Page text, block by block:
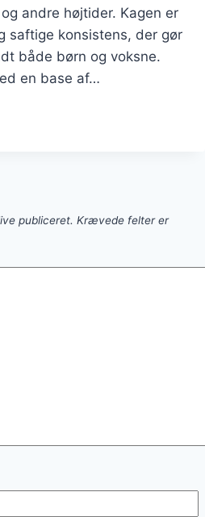
andre højtider. Kagen er
saftige konsistens, der gør
både børn og voksne.
en base af…
publiceret. Krævede felter er